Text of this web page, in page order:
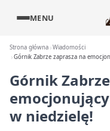
MENU
Strona główna Wiadomości
Górnik Zabrze zaprasza na
Górnik
w niedzielę!